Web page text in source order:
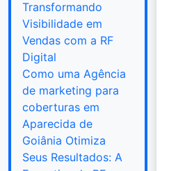
Transformando
Visibilidade em
Vendas com a RF
Digital
Como uma Agência
de marketing para
coberturas em
Aparecida de
Goiânia Otimiza
Seus Resultados: A